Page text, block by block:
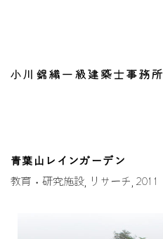
小川錦織一級建築士事務所
青葉山レインガーデン
教育・研究施設, リサーチ , 2011